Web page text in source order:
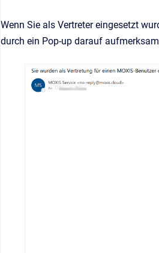
Wenn Sie als Vertreter eingesetzt
durch ein Pop-up darauf